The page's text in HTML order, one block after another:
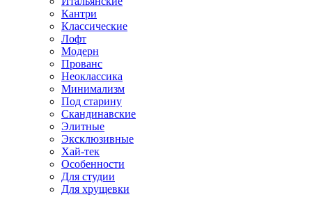
Кантри
Классические
Лофт
Модерн
Прованс
Неоклассика
Минимализм
Под старину
Скандинавские
Элитные
Эксклюзивные
Хай-тек
Особенности
Для студии
Для хрущевки